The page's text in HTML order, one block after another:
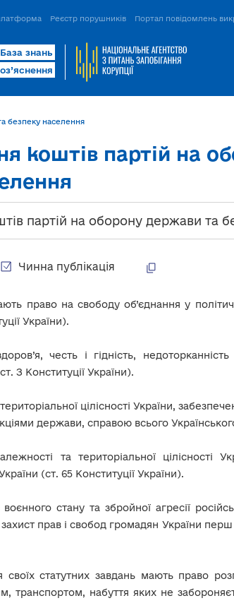
Реєстр порушників Портал повідомлень
База знань
безпеку населення
коштів партій на
партій на оборону держави та
Чинна публікація
право на свободу об’єднання у
України).
честь і гідність,
З Конституції України).
цілісності України,
держави, справою всього
та територіальної цілісності
(ст. 65 Конституції України).
стану та збройної агресії
захист прав і свобод громадян України перш
своїх статутних завдань мають право
транспортом, набуття яких не